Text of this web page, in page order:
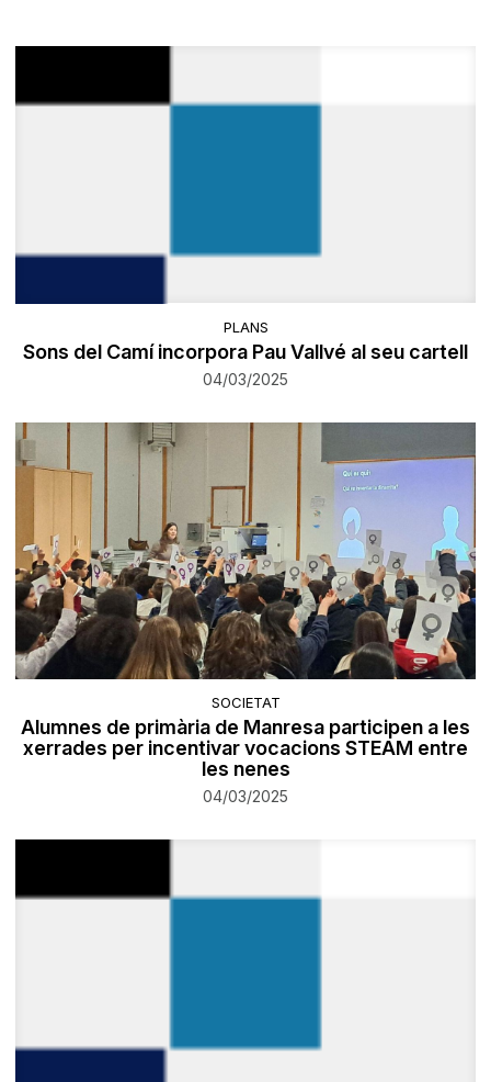
PLANS
Sons del Camí incorpora Pau Vallvé al seu cartell
04/03/2025
SOCIETAT
Alumnes de primària de Manresa participen a les
xerrades per incentivar vocacions STEAM entre
les nenes
04/03/2025